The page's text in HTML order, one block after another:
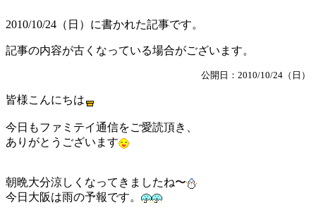
2010/10/24（日）に書かれた記事です。
記事の内容が古くなっている場合がございます。
公開日：2010/10/24（日）
皆様こんにちは
今日もファミテイ通信をご愛読頂き、
ありがとうございます
朝晩大分涼しくなってきましたね〜
今日大阪は雨の予報です。